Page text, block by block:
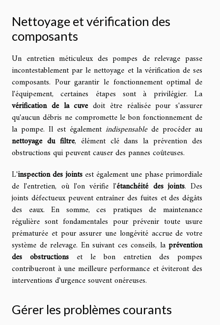
Nettoyage et vérification des
composants
Un entretien méticuleux des pompes de relevage passe
incontestablement par le nettoyage et la vérification de ses
composants. Pour garantir le fonctionnement optimal de
l'équipement, certaines étapes sont à privilégier. La
vérification de la cuvedoit être réalisée pour s'assurer
qu'aucun débris ne compromette le bon fonctionnement de
la pompe. Il est également indispensablede procéder au
nettoyage du filtre, élément clé dans la prévention des
obstructions qui peuvent causer des pannes coûteuses.
L'inspection des jointsest également une phase primordiale
de l'entretien, où l'on vérifie l'étanchéité des joints. Des
joints défectueux peuvent entraîner des fuites et des dégâts
des eaux. En somme, ces pratiques de maintenance
régulière sont fondamentales pour prévenir toute usure
prématurée et pour assurer une longévité accrue de votre
système de relevage. En suivant ces conseils, la prévention
des obstructions et le bon entretien des pompes
contribueront à une meilleure performance et éviteront des
interventions d'urgence souvent onéreuses.
Gérer les problèmes courants